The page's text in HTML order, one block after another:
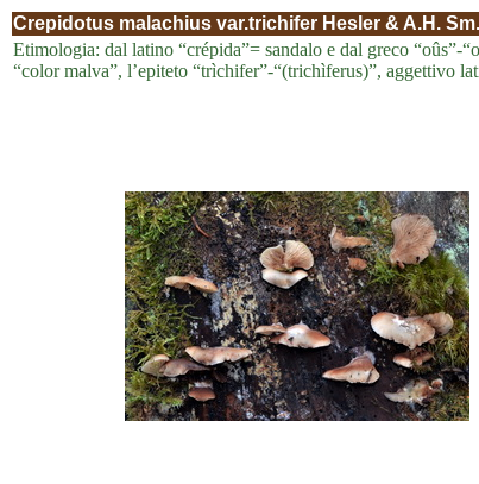
Crepidotus malachius var.trichifer Hesler & A.H.
Etimologia: dal latino “crépida”= sandalo e dal greco “oûs”-
“color malva”, l’epiteto “trìchifer”-“(trichìferus)”, aggettivo